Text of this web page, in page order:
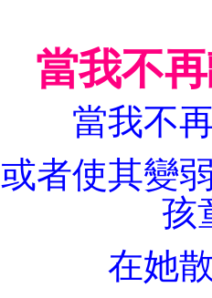
當我不
當我不
或者使其變
孩
在她